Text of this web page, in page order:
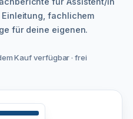
fachlichem
für deine eigenen.
Kauf verfügbar · frei